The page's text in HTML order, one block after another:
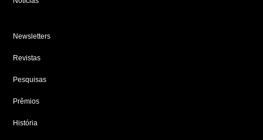
Newsletters
Revistas
Pesquisas
Prêmios
História